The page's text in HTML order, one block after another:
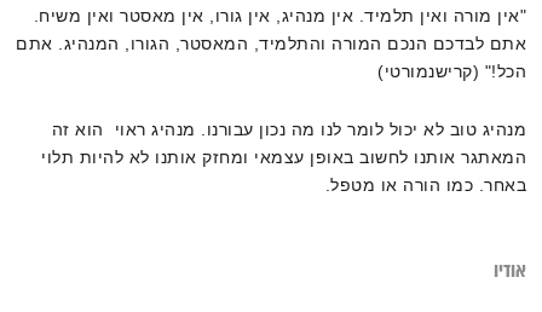
"אין מורה ואין תלמיד. אין מנהיג, אין גורו, אין מאסטר ואין משיח.
אתם לבדכם הנכם המורה והתלמיד, המאסטר, הגורו, המנהיג. אתם
הכל!" (קרישנמורטי)
מנהיג טוב לא יכול לומר לנו מה נכון עבורנו. מנהיג ראוי הוא זה
המאתגר אותנו לחשוב באופן עצמאי ומחזק אותנו לא להיות תלוי
באחר. כמו הורה או מטפל.
אודיו